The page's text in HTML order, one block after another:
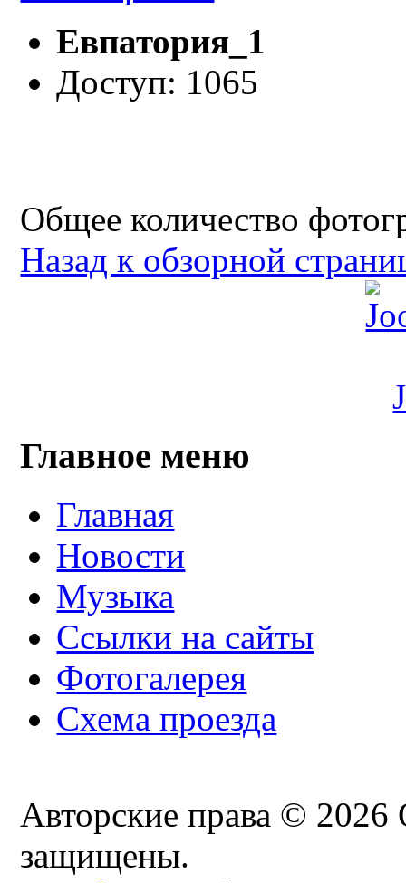
Евпатория_1
Доступ: 1065
Общее количество
Назад к обзорной
Главное меню
Главная
Новости
Музыка
Ссылки на сайты
Фотогалерея
Схема проезда
Авторские права © 2026
защищены.